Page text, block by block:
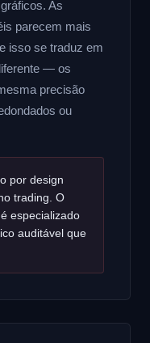
As
parecem mais
isso se traduz em
— os
precisão
ou
por design
trading. O
especializado
auditável que